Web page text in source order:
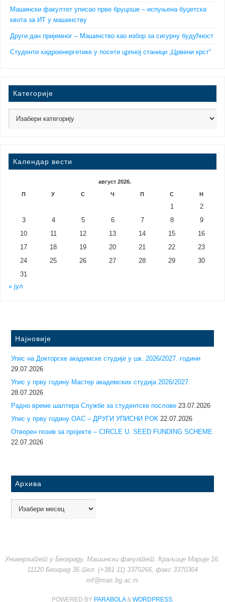
Машински факултет уписао прве бруцоше – испуњена буџетска
квота за ИТ у машинству
Други дан пријемног – Машинство као избор за сигурну будућност
Студенти хидроенергетике у посети црпној станици „Црвени крст“
Категорије
Календар вести
август 2026.
П У С Ч П С Н
1
2
3
4 5 6 7 8
9
10
11 12 13 14 15
16
17
18 19 20 21 22
23
24
25 26 27 28 29
30
31
« јул
Најновије
Упис на Докторске академске студије у шк. 2026/2027. години
29.07.2026
Упис у прву годину Mастер академских студија 2026/2027.
28.07.2026
Радно време шалтера Службе за студентске послове 23.07.2026
Упис у прву годину ОАС – ДРУГИ УПИСНИ РОК 22.07.2026
Отворен позив за пројекте – CIRCLE U. SEED FUNDING SCHEME
22.07.2026
Архива
Универзитет у Београду, Машински факултет, Краљице Марије 16,
11120 Београд 35 тел. (+381 11) 3370266, факс 3370364
mf@mas.bg.ac.rs
POWERED BY PARABOLA& WORDPRESS.